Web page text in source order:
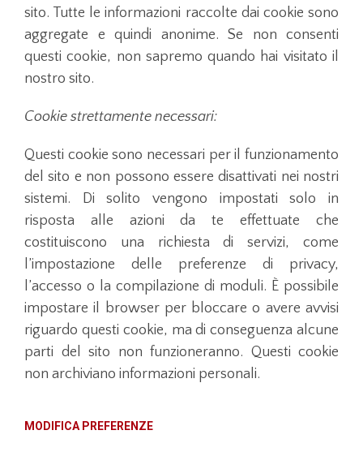
sito. Tutte le informazioni raccolte dai cookie sono
aggregate e quindi anonime. Se non consenti
questi cookie, non sapremo quando hai visitato il
nostro sito.
Cookie strettamente necessari:
Questi cookie sono necessari per il funzionamento
del sito e non possono essere disattivati nei nostri
sistemi. Di solito vengono impostati solo in
risposta alle azioni da te effettuate che
costituiscono una richiesta di servizi, come
l’impostazione delle preferenze di privacy,
l’accesso o la compilazione di moduli. È possibile
impostare il browser per bloccare o avere avvisi
riguardo questi cookie, ma di conseguenza alcune
parti del sito non funzioneranno. Questi cookie
non archiviano informazioni personali.
MODIFICA PREFERENZE